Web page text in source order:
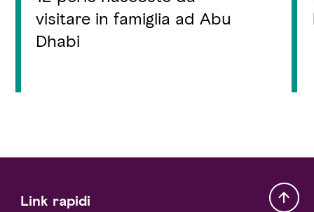
visitare in famiglia ad Abu
Dhabi
Link rapidi